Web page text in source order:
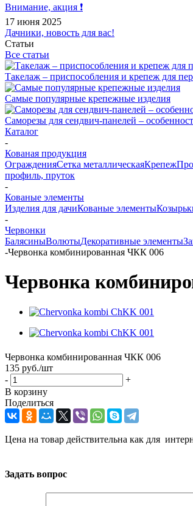
Внимание, акция ❗️
17 июня 2025
Дачники, новость для вас!
Статьи
Все статьи
Такелаж – приспособления и крепеж для
Самые популярные крепежные изделия
Саморезы для сендвич-панелей –
Каталог
-
Кованая продукция
ОгражденияСетка металлическаяКрепеж
профиль, пруток
-
Кованые элементы
Изделия для дачиКованые элементы
-
Червонки
БалясиныВолютыДекоративные элементы
-Червонка комбинированная ЧКК 006
Червонка
Червонка комбинированная ЧКК 006
135 руб./шт
-
+
В корзину
Поделиться
Цена на товар действительна как для
Задать вопрос